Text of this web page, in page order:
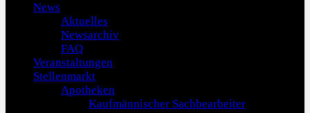
News
Aktuelles
Newsarchiv
FAQ
Veranstaltungen
Stellenmarkt
Apotheken
Kaufmännischer Sachbearbeiter